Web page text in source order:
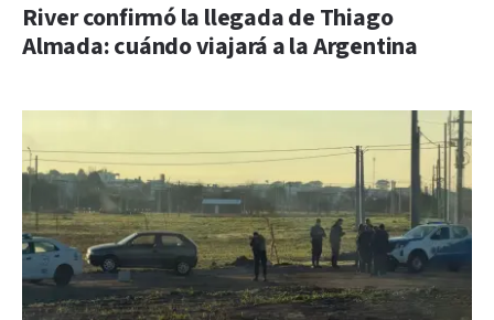
River confirmó la llegada de Thiago
Almada: cuándo viajará a la Argentina